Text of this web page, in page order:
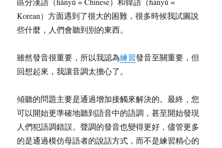
Korean）方面遇到了很大的困難，很多時候我試圖說
些什麼，人們會聽到別的東西。
雖然發音很重要，所以我認為練習發音至關重要，但
回想起來，我讓音調太擔心了。
傾聽的問題主要是通過增加接觸來解決的。最終，您
可以開始更準確地聽到語音中的語調，甚至開始發現
人們犯語調錯誤。聲調的發音也變得更好，儘管更多
的是通過模仿母語者的說話方式，而不是練習精心的